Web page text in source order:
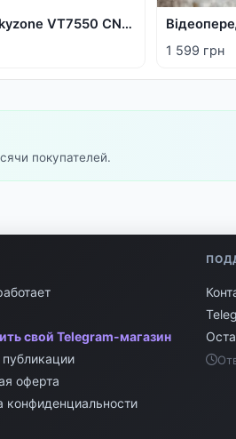
Відеопередавач Skyzone VT7550 CNC 7.5G 5W VTX + антена PeakFPV PK72
1 599 грн
покупателей.
свой Telegram-магазин
оферта
конфиденциальности